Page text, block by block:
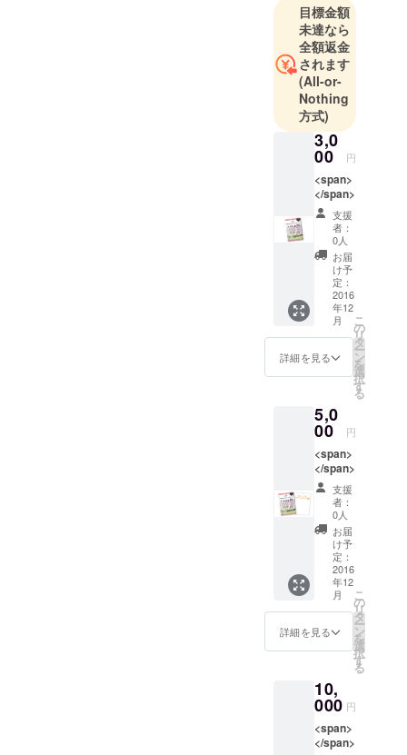
トです！
女性の新時
代の生き方
や働き方に
ついて発信
していま
す。
目標金額
未達なら
全額返金
されます
(All-or-
Nothing
方式)
3,0
00 円
<span>
</span>
支援
者：
0人
お届
け予
定：
2016
年12
月
詳細を見る
こ
の
リ
タ
ー
ン
を
選
択
す
る
5,0
00 円
<span>
</span>
支援
者：
0人
お届
け予
定：
2016
年12
月
詳細を見る
こ
の
リ
タ
ー
ン
を
選
択
す
る
10,
000 円
<span>
</span>